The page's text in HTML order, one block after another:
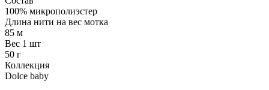
100% микрополиэстер
Длина нити на вес мотка
85 м
Вес 1 шт
50 г
Коллекция
Dolce baby